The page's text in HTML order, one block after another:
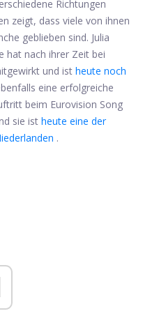
Richtungen
zeigt, dass viele von ihnen
geblieben sind. Julia
hat nach ihrer Zeit bei
und ist heute noch
eine erfolgreiche
beim Eurovision Song
sie ist heute eine der
.